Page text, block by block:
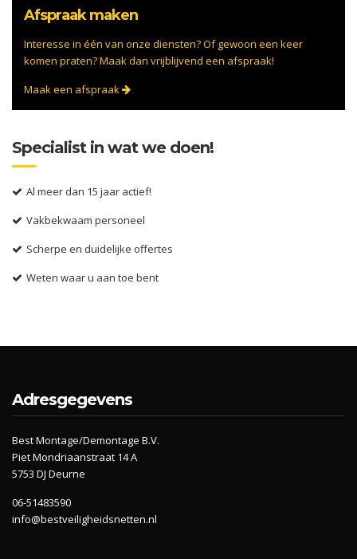
Afspraak maken
Interesse in één van onze diensten? Of gewoon een keer
komen praten? Maak dan vrijblijvend een afspraak!
Maak een afspraak
Specialist in wat we doen!
Al meer dan 15 jaar actief!
Vakbekwaam personeel
Scherpe en duidelijke offertes
Weten waar u aan toe bent
Adresgegevens
Best Montage/Demontage B.V.
Piet Mondriaanstraat 14 A
5753 DJ Deurne
06-51483590
info@bestveiligheidsnetten.nl